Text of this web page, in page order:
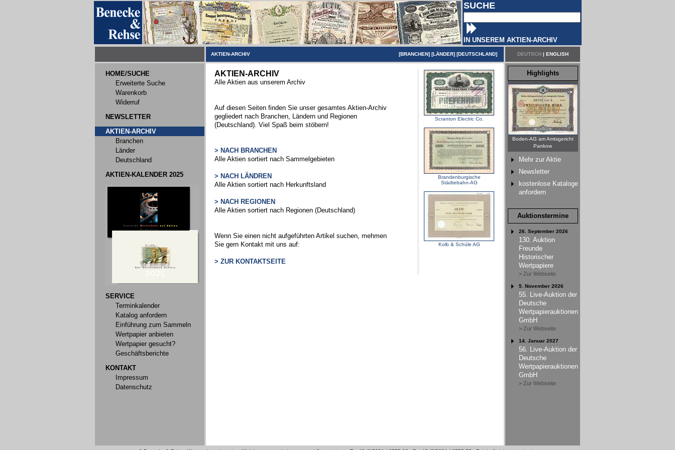
SUCHE
IN UNSEREM AKTIEN-ARCHIV
AKTIEN-ARCHIV [BRANCHEN] [LÄNDER] [DEUTSCHLAND] DEUTSCH| ENGLISH
HOME/SUCHE
Erweiterte Suche
Warenkorb
Widerruf
NEWSLETTER
AKTIEN-ARCHIV
Branchen
Länder
Deutschland
AKTIEN-KALENDER 2025
SERVICE
Terminkalender
Katalog anfordern
Einführung zum Sammeln
Wertpapier anbieten
Wertpapier gesucht?
Geschäftsberichte
KONTAKT
Impressum
Datenschutz
AKTIEN-ARCHIV
Alle Aktien aus unserem Archiv
Auf diesen Seiten finden Sie unser gesamtes Aktien-Archiv
gegliedert nach Branchen, Ländern und Regionen
(Deutschland). Viel Spaß beim stöbern!
> NACH BRANCHEN
Alle Aktien sortiert nach Sammelgebieten
> NACH LÄNDREN
Alle Aktien sortiert nach Herkunftsland
> NACH REGIONEN
Alle Aktien sortiert nach Regionen (Deutschland)
Wenn Sie einen nicht aufgeführten Artikel suchen, mehmen
Sie gern Kontakt mit uns auf:
> ZUR KONTAKTSEITE
Scranton Electric Co.
Brandenburgische
Städtebahn-AG
Kolb & Schüle AG
Highlights
Boden-AG am Amtsgericht
Pankow
Mehr zur Aktie
Newsletter
kostenlose Kataloge
anfordern
Auktionstermine
26. September 2026
130. Auktion
Freunde
Historischer
Wertpapiere
> Zur Webseite
5. November 2026
55. Live-Auktion der
Deutsche
Wertpapierauktionen
GmbH
> Zur Webseite
14. Januar 2027
56. Live-Auktion der
Deutsche
Wertpapierauktionen
GmbH
> Zur Webseite